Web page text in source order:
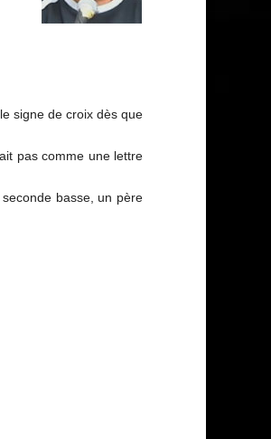
signe de croix dès que
pas comme une lettre
basse, un père